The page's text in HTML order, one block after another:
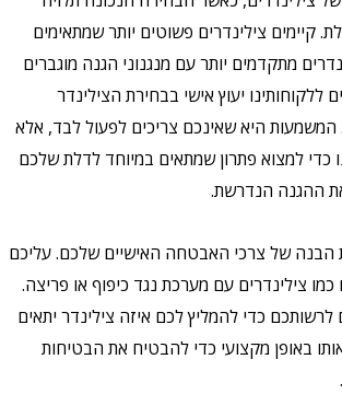
צילינדרים פשוטים יותר שמתאימים
מתקדמים יותר עם מנגנוני הגנה מוגברים
יעוץ אישי בבחירת הצילינדר
היא שאינכם צריכים לפעול לבד, אלא
למצוא פתרון שמתאים במיוחד לדלת שלכם
הנדרשת.
של צרכי האבטחה האישיים שלכם. עליכם
עם מערכת נגד כיפוף או פריצה.
כדי להמליץ לכם איזה צילינדר יתאים
מקצועי כדי להבטיח את הבטיחות